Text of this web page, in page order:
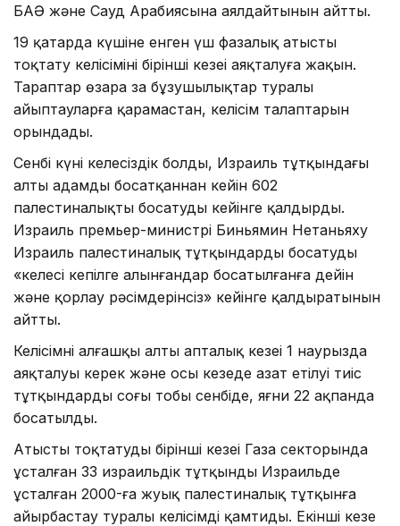
БАӘ және Сауд Арабиясына аялдайтынын айтты.
19 қаңтарда күшіне енген үш фазалық атысты
тоқтату келісімінің бірінші кезеңі аяқталуға жақын.
Тараптар өзара заң бұзушылықтар туралы
айыптауларға қарамастан, келісім талаптарын
орындады.
Сенбі күні келеңсіздік болды, Израиль тұтқындағы
алты адамды босатқаннан кейін 602
палестиналықты босатуды кейінге қалдырды.
Израиль премьер-министрі Биньямин Нетаньяху
Израиль палестиналық тұтқындарды босатуды
«келесі кепілге алынғандар босатылғанға дейін
және қорлау рәсімдерінсіз» кейінге қалдыратынын
айтты.
Келісімнің алғашқы алты апталық кезеңі 1 наурызда
аяқталуы керек және осы кезеңде азат етілуі тиіс
тұтқындардың соңғы тобы сенбіде, яғни 22 ақпанда
босатылды.
Атысты тоқтатудың бірінші кезеңі Газа секторында
ұсталған 33 израильдік тұтқынды Израильде
ұсталған 2000-ға жуық палестиналық тұтқынға
айырбастау туралы келісімді қамтиды. Екінші кезең